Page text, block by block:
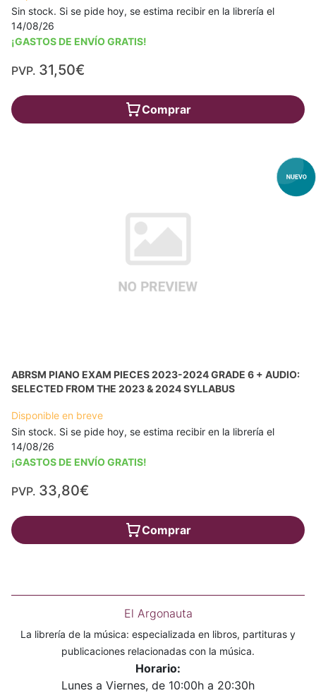
Sin stock. Si se pide hoy, se estima recibir en la librería el
14/08/26
¡GASTOS DE ENVÍO GRATIS!
PVP. 31,50€
Comprar
ABRSM PIANO EXAM PIECES 2023-2024 GRADE 6 + AUDIO:
SELECTED FROM THE 2023 & 2024 SYLLABUS
Disponible en breve
Sin stock. Si se pide hoy, se estima recibir en la librería el
14/08/26
¡GASTOS DE ENVÍO GRATIS!
PVP. 33,80€
Comprar
El Argonauta
La librería de la música: especializada en libros, partituras y
publicaciones relacionadas con la música.
Horario:
Lunes a Viernes, de 10:00h a 20:30h